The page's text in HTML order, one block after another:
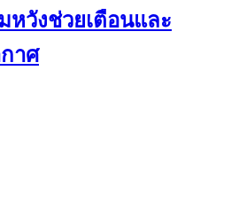
หวังช่วยเตือนและ
าศ